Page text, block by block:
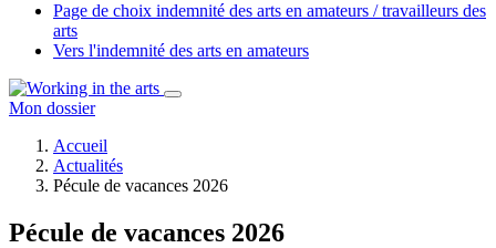
Page de choix indemnité des arts en amateurs / travailleurs des
arts
Vers l'indemnité des arts en amateurs
Mon dossier
Accueil
Actualités
Pécule de vacances 2026
Pécule de vacances 2026